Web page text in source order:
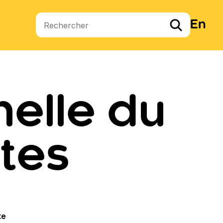
Termes de recherche En
du